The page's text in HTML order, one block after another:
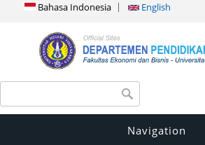
Bahasa Indonesia English
Search form
Navigation